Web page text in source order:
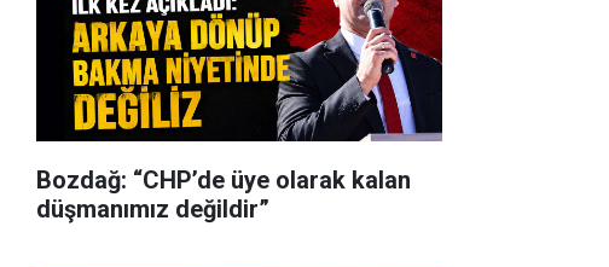
Bozdağ: “CHP’de üye olarak kalan
düşmanımız değildir”